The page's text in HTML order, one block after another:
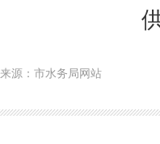
来源：市水务局网站